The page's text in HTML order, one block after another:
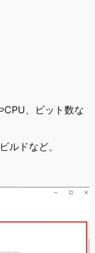
CPU、ビット数な
ルドなど、